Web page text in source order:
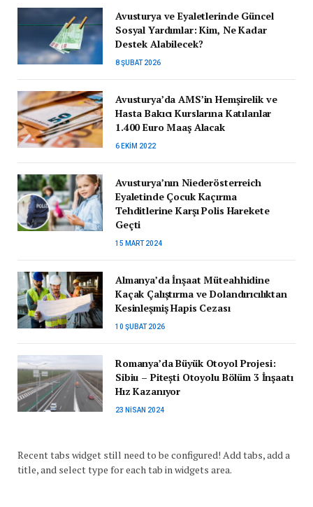
Avusturya ve Eyaletlerinde Güncel
Sosyal Yardımlar: Kim, Ne Kadar
Destek Alabilecek?
8 ŞUBAT 2026
Avusturya’da AMS’in Hemşirelik ve
Hasta Bakıcı Kurslarına Katılanlar
1.400 Euro Maaş Alacak
6 EKIM 2022
Avusturya’nın Niederösterreich
Eyaletinde Çocuk Kaçırma
Tehditlerine Karşı Polis Harekete
Geçti
15 MART 2024
Almanya’da İnşaat Müteahhidine
Kaçak Çalıştırma ve Dolandırıcılıktan
Kesinleşmiş Hapis Cezası
10 ŞUBAT 2026
Romanya’da Büyük Otoyol Projesi:
Sibiu – Pitești Otoyolu Bölüm 3 İnşaatı
Hız Kazanıyor
23 NISAN 2024
Recent tabs widget still need to be configured! Add tabs, add a
title, and select type for each tab in widgets area.